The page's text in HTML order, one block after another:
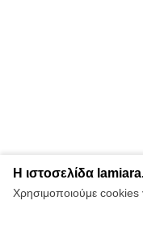
Η ιστοσελίδα
Χρησιμοποιούμε cookies